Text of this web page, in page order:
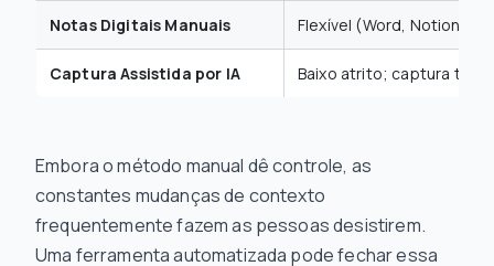
Notas Digitais Manuais Flexível (Word, Notion,
Captura Assistida por IA Baixo atrito; captura
Embora o método manual dê controle, as
constantes mudanças de contexto
frequentemente fazem as pessoas desistirem.
Uma ferramenta automatizada pode fechar essa